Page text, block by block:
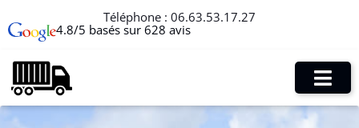
Téléphone : 06.63.53.17.27
4.8/5 basés sur 628 avis